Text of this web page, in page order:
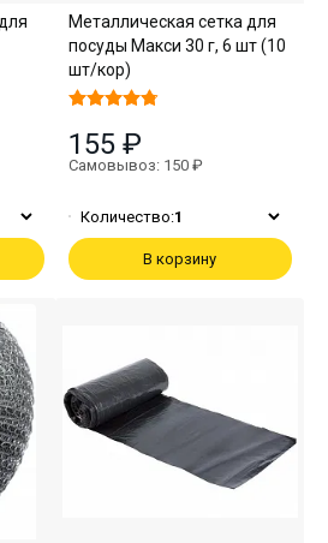
Металлическая сетка для
посуды Макси 30 г, 6 шт (10
шт/кор)
155 ₽
Самовывоз: 150 ₽
Количество:1
В корзину